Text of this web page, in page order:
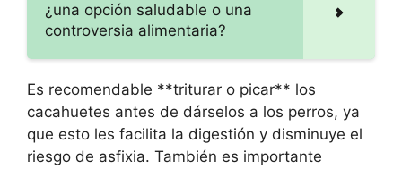
¿una opción saludable o una
controversia alimentaria?
Es recomendable **triturar o picar** los
cacahuetes antes de dárselos a los perros, ya
que esto les facilita la digestión y disminuye el
riesgo de asfixia. También es importante